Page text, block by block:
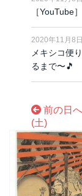
［YouTube
2020年11月8
メキシコ便
るまで〜🎵
前の日
(土)